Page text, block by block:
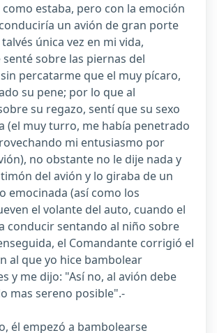
como estaba, pero con la emoción
un avión de gran porte
única vez en mi vida,
sobre las piernas del
percatarme que el muy pícaro,
su pene; por lo que al
su regazo, sentí que su sexo
(el muy turro, me había penetrado
mi entusiasmo por
no obstante no le dije nada y
del avión y lo giraba de un
emocinada (así como los
el volante del auto, cuando el
conducir sentando al niño sobre
el Comandante corrigió el
al que yo hice bambolear
y me dijo: "Así no, al avión debe
mas sereno posible".-
él empezó a bambolearse